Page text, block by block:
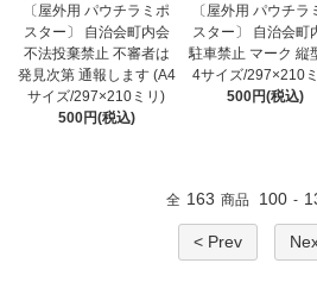
〔屋外用 パウチラミポ
スター〕 自治会町内会
不法投棄禁止 不審者は
発見次第 通報します (A4
サイズ/297×210ミリ)
500円(税込)
〔屋外用 パウチラ
スター〕 自治会町
駐車禁止 マーク 縦
4サイズ/297×210
500円(税込)
全 163 商品 100 -
< Prev